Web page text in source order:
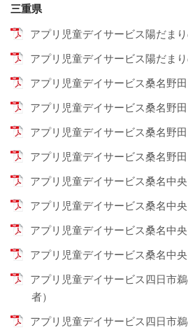
三重県
アプリ児童デイサービス陽だまり
アプリ児童デイサービス陽だまり
アプリ児童デイサービス桑名野
アプリ児童デイサービス桑名野
アプリ児童デイサービス桑名野田
アプリ児童デイサービス桑名野田
アプリ児童デイサービス桑名中
アプリ児童デイサービス桑名中
アプリ児童デイサービス桑名中央
アプリ児童デイサービス桑名中央
アプリ児童デイサービス四日市
者）
アプリ児童デイサービス四日市